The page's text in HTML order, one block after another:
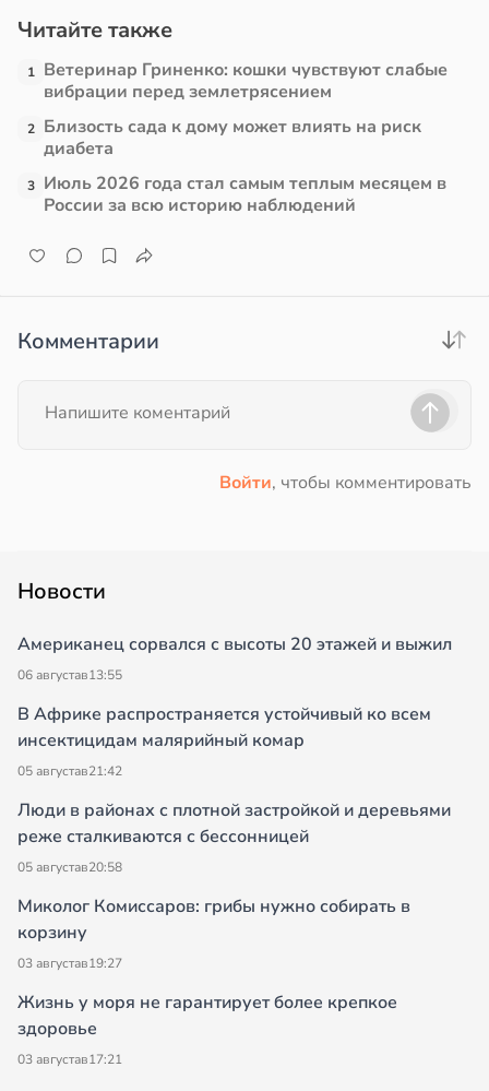
Читайте также
1 Ветеринар Гриненко: кошки чувствуют слабые
вибрации перед землетрясением
2 Близость сада к дому может влиять на риск
диабета
3 Июль 2026 года стал самым теплым месяцем в
России за всю историю наблюдений
Комментарии
Войти, чтобы комментировать
Новости
Американец сорвался с высоты 20 этажей и выжил
06 августав13:55
В Африке распространяется устойчивый ко всем
инсектицидам малярийный комар
05 августав21:42
Люди в районах с плотной застройкой и деревьями
реже сталкиваются с бессонницей
05 августав20:58
Миколог Комиссаров: грибы нужно собирать в
корзину
03 августав19:27
Жизнь у моря не гарантирует более крепкое
здоровье
03 августав17:21